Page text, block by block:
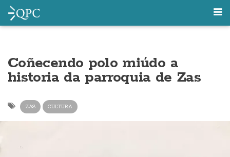
Coñecendo polo miúdo a
historia da parroquia de Zas
ZAS CULTURA